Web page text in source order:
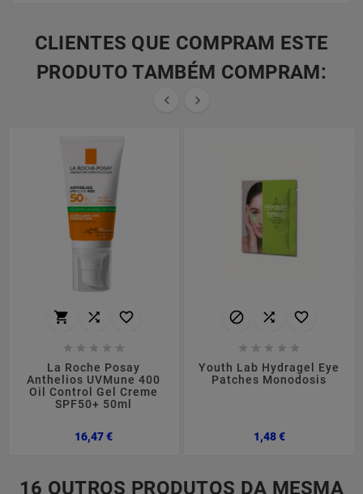
CLIENTES QUE COMPRAM ESTE
PRODUTO TAMBÉM COMPRAM:
 
  
    
La Roche Posay
Anthelios UVMune 400
Oil Control Gel Creme
SPF50+ 50ml
16,47 €Preço
  
    
Youth Lab Hydragel Eye
Patches Monodosis
1,48 €Preço
16 OUTROS PRODUTOS DA MESMA